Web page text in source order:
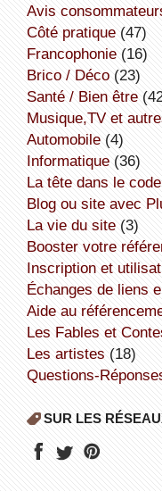
avis
côté pratique(47)
Francophonie(16)
Brico / Déco(23)
Santé / Bien être
Musique,TV et
Automobile(4)
informatique(36)
la tête dans le code
Blog ou site avec
la vie du site(3)
booster votre
inscription et
échanges de liens
aide au
Les Fables et
Les artistes (18)
Questions-
SUR LES